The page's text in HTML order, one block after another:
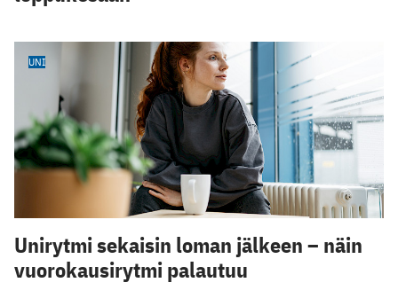
UNI
Unirytmi sekaisin loman jälkeen – näin
vuorokausirytmi palautuu